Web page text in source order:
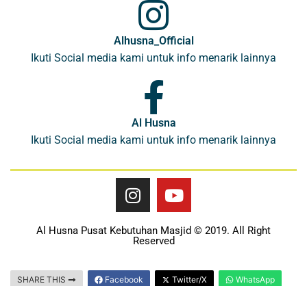
Alhusna_Official
Ikuti Social media kami untuk info menarik lainnya
Al Husna
Ikuti Social media kami untuk info menarik lainnya
Al Husna Pusat Kebutuhan Masjid © 2019. All Right
Reserved
SHARE THIS Facebook Twitter/X WhatsApp